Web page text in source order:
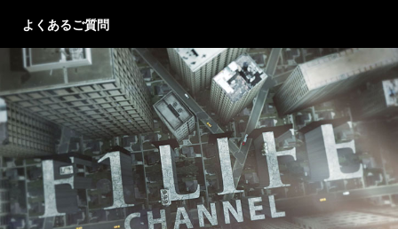
よくあるご質問